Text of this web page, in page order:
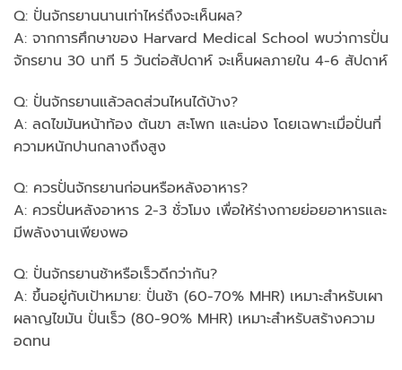
Q: ปั่นจักรยานนานเท่าไหร่ถึงจะเห็นผล?
A: จากการศึกษาของ Harvard Medical School พบว่าการปั่น
จักรยาน 30 นาที 5 วันต่อสัปดาห์ จะเห็นผลภายใน 4-6 สัปดาห์
Q: ปั่นจักรยานแล้วลดส่วนไหนได้บ้าง?
A: ลดไขมันหน้าท้อง ต้นขา สะโพก และน่อง โดยเฉพาะเมื่อปั่นที่
ความหนักปานกลางถึงสูง
Q: ควรปั่นจักรยานก่อนหรือหลังอาหาร?
A: ควรปั่นหลังอาหาร 2-3 ชั่วโมง เพื่อให้ร่างกายย่อยอาหารและ
มีพลังงานเพียงพอ
Q: ปั่นจักรยานช้าหรือเร็วดีกว่ากัน?
A: ขึ้นอยู่กับเป้าหมาย: ปั่นช้า (60-70% MHR) เหมาะสำหรับเผา
ผลาญไขมัน ปั่นเร็ว (80-90% MHR) เหมาะสำหรับสร้างความ
อดทน